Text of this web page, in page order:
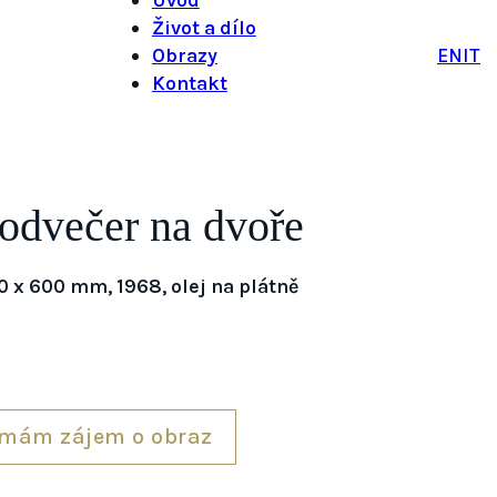
Život a dílo
Obrazy
Kontakt
ENIT
na dvoře
x 600 mm, 1968, olej na plátně
zájem o obraz